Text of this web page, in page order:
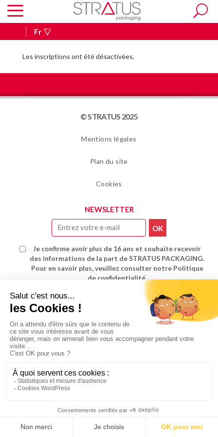
Fr
Les inscriptions ont été désactivées.
© STRATUS 2025
Mentions légales
Plan du site
Cookies
NEWSLETTER
Je confirme avoir plus de 16 ans et souhaite recevoir
des informations de la part de STRATUS PACKAGING.
Pour en savoir plus, veuillez consulter notre Politique
de confidentialité.
Conception : ADaKa